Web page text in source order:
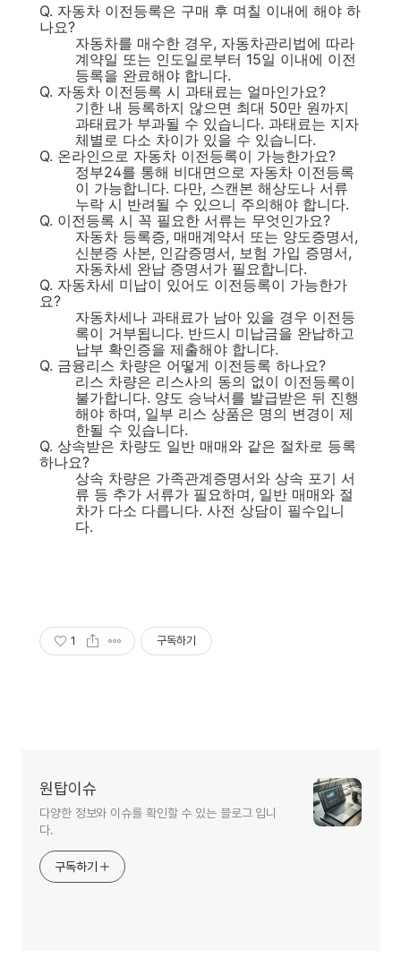
Q. 자동차 이전등록은 구매 후 며칠 이내에 해야 하
나요?
자동차를 매수한 경우, 자동차관리법에 따라
계약일 또는 인도일로부터 15일 이내에 이전
등록을 완료해야 합니다.
Q. 자동차 이전등록 시 과태료는 얼마인가요?
기한 내 등록하지 않으면 최대 50만 원까지
과태료가 부과될 수 있습니다. 과태료는 지자
체별로 다소 차이가 있을 수 있습니다.
Q. 온라인으로 자동차 이전등록이 가능한가요?
정부24를 통해 비대면으로 자동차 이전등록
이 가능합니다. 다만, 스캔본 해상도나 서류
누락 시 반려될 수 있으니 주의해야 합니다.
Q. 이전등록 시 꼭 필요한 서류는 무엇인가요?
자동차 등록증, 매매계약서 또는 양도증명서,
신분증 사본, 인감증명서, 보험 가입 증명서,
자동차세 완납 증명서가 필요합니다.
Q. 자동차세 미납이 있어도 이전등록이 가능한가
요?
자동차세나 과태료가 남아 있을 경우 이전등
록이 거부됩니다. 반드시 미납금을 완납하고
납부 확인증을 제출해야 합니다.
Q. 금융리스 차량은 어떻게 이전등록 하나요?
리스 차량은 리스사의 동의 없이 이전등록이
불가합니다. 양도 승낙서를 발급받은 뒤 진행
해야 하며, 일부 리스 상품은 명의 변경이 제
한될 수 있습니다.
Q. 상속받은 차량도 일반 매매와 같은 절차로 등록
하나요?
상속 차량은 가족관계증명서와 상속 포기 서
류 등 추가 서류가 필요하며, 일반 매매와 절
차가 다소 다릅니다. 사전 상담이 필수입니
다.
1 구독하기
원탑이슈
다양한 정보와 이슈를 확인할 수 있는 블로그 입니
다.
구독하기